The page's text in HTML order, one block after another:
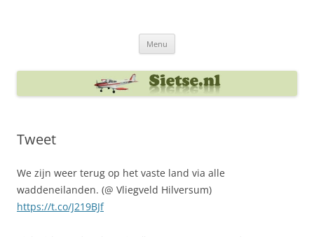
Menu
Tweet
We zijn weer terug op het vaste land via alle
waddeneilanden. (@ Vliegveld Hilversum)
https://t.co/J219BJf